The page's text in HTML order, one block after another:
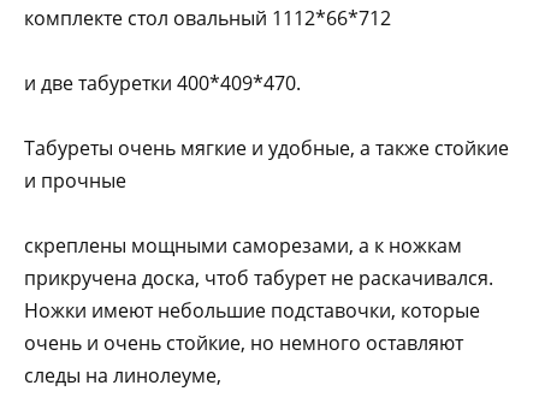
комплекте стол овальный 1112*66*712
и две табуретки 400*409*470.
Табуреты очень мягкие и удобные, а также стойкие
и прочные
скреплены мощными саморезами, а к ножкам
прикручена доска, чтоб табурет не раскачивался.
Ножки имеют небольшие подставочки, которые
очень и очень стойкие, но немного оставляют
следы на линолеуме,